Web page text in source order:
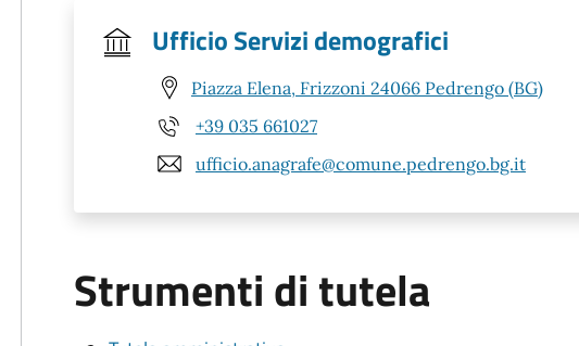
Ufficio Servizi demografici
Piazza Elena, Frizzoni 24066 Pedrengo (BG)
+39 035 661027
ufficio.anagrafe@comune.pedrengo.bg.it
Strumenti di tutela